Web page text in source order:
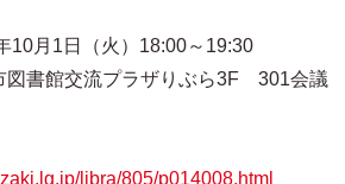
1日（火）18:00～19:30
館交流プラザりぶら3F 301会議
libra/805/p014008.html